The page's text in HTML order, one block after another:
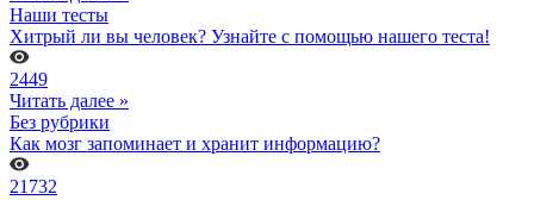
Наши тесты
Хитрый ли вы человек? Узнайте с помощью нашего теста!
2449
Читать далее »
Без рубрики
Как мозг запоминает и хранит информацию?
21732